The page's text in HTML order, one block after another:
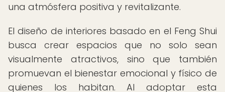
una atmósfera positiva y revitalizante.
El diseño de interiores basado en el Feng Shui
busca crear espacios que no solo sean
visualmente atractivos, sino que también
promuevan el bienestar emocional y físico de
quienes los habitan. Al adoptar esta